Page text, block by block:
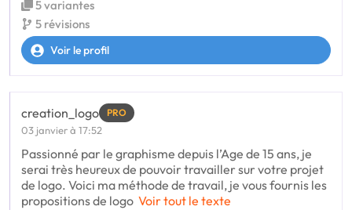
5 variantes
5 révisions
Voir le profil
creation_logo PRO
03 janvier à 17:52
Passionné par le graphisme depuis l’Age de 15 ans, je
serai très heureux de pouvoir travailler sur votre projet
de logo. Voici ma méthode de travail, je vous fournis les
propositions de logo Voir tout le texte